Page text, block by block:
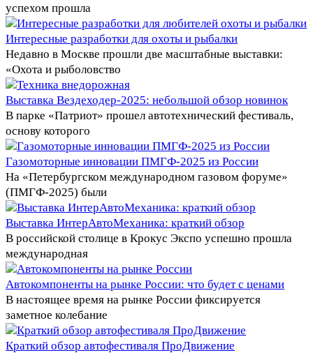
успехом прошла
Интересные разработки для охоты и рыбалки
Недавно в Москве прошли две масштабные выставки:
«Охота и рыболовство
Выставка Вездеходер-2025: небольшой обзор новинок
В парке «Патриот» прошел автотехнический фестиваль,
основу которого
Газомоторные инновации ПМГФ-2025 из России
На «Петербургском международном газовом форуме»
(ПМГФ-2025) были
Выставка ИнтерАвтоМеханика: краткий обзор
В российской столице в Крокус Экспо успешно прошла
международная
Автокомпоненты на рынке России: что будет с ценами
В настоящее время на рынке России фиксируется
заметное колебание
Краткий обзор автофестиваля ПроДвижение